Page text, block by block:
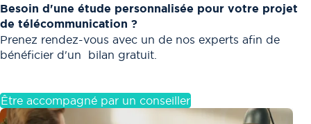
Besoin d'une étude personnalisée pour votre projet
de télécommunication ?
Prenez rendez-vous avec un de nos experts afin de
bénéficier d'un bilan gratuit.
Être accompagné par un conseiller